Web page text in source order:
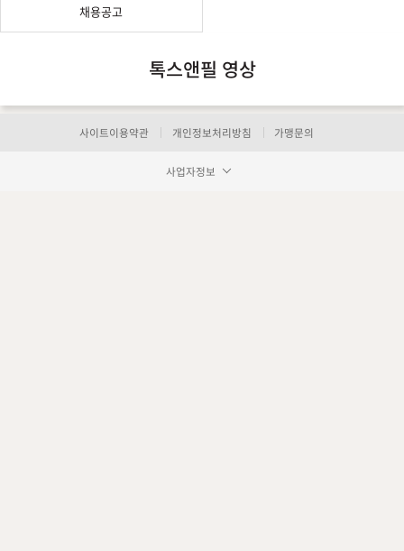
채용공고
톡스앤필 영상
사이트이용약관 개인정보처리방침 가맹문의
사업자정보